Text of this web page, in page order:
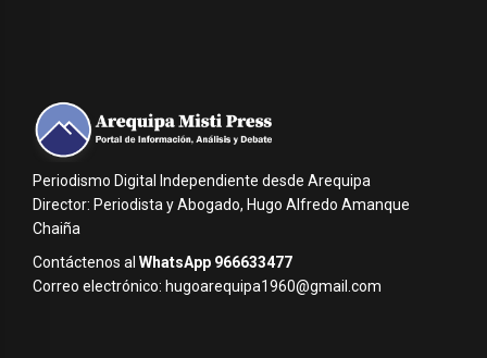
Periodismo Digital Independiente desde Arequipa
Director: Periodista y Abogado, Hugo Alfredo Amanque
Chaiña
Contáctenos al WhatsApp 966633477
Correo electrónico: hugoarequipa1960@gmail.com